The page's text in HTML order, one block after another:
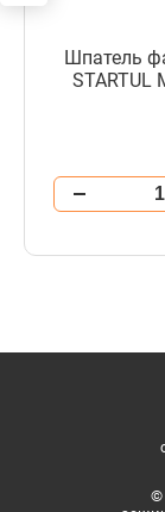
Шпатель
STARTUL
©